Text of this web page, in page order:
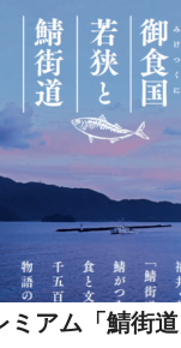
ミアム「鯖街